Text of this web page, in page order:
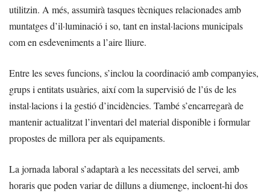
utilitzin. A més, assumirà tasques tècniques relacionades amb
muntatges d’il·luminació i so, tant en instal·lacions municipals
com en esdeveniments a l’aire lliure.
Entre les seves funcions, s’inclou la coordinació amb companyies,
grups i entitats usuàries, així com la supervisió de l’ús de les
instal·lacions i la gestió d’incidències. També s’encarregarà de
mantenir actualitzat l’inventari del material disponible i formular
propostes de millora per als equipaments.
La jornada laboral s’adaptarà a les necessitats del servei, amb
horaris que poden variar de dilluns a diumenge, incloent-hi dos